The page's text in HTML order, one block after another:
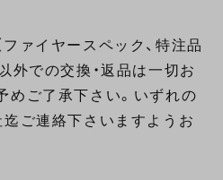
ァイヤースペック、特注品
外での交換・返品は一切お
めご了承下さい。いずれの
迄ご連絡下さいますようお